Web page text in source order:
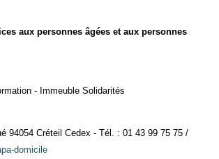
aux personnes âgées et aux personnes
- Immeuble Solidarités
94054 Créteil Cedex - Tél. : 01 43 99 75 75 /
domicile